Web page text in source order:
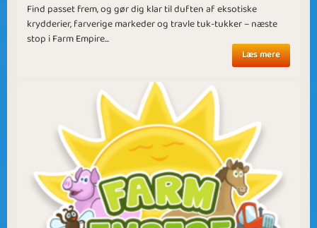
Find passet frem, og gør dig klar til duften af eksotiske
krydderier, farverige markeder og travle tuk-tukker – næste
stop i Farm Empire...
Læs mere